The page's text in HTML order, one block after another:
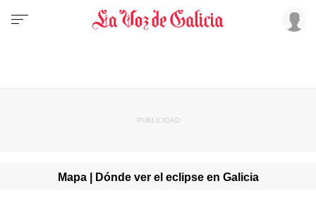
Mapa | Dónde ver el eclipse en Galicia